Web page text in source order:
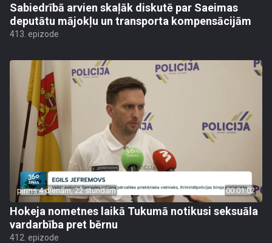
Sabiedrībā arvien skaļāk diskutē par Saeimas
deputātu mājokļu un transporta kompensācijām
413. epizode
pirms 4 dienām, 22 stundām 00:01:02
Hokeja nometnes laikā Tukumā notikusi seksuāla
vardarbība pret bērnu
412. epizode